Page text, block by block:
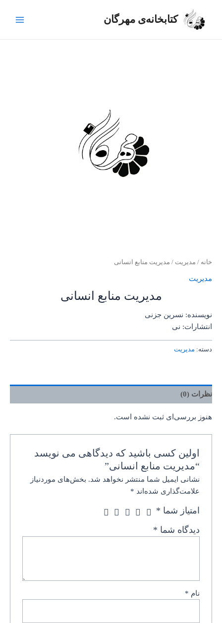
کتابخانه‌ی مهرگان
خانه / مدیریت / مدیریت منابع انسانی
مدیریت
مدیریت منابع انسانی
نویسنده: نسرین جزنی
انتشارات: نی
دسته: مدیریت
نظرات (0)
هنوز بررسی‌ای ثبت نشده است.
اولین کسی باشید که دیدگاهی می نویسد
“مدیریت منابع انسانی”
نشانی ایمیل شما منتشر نخواهد شد. بخش‌های موردنیاز
علامت‌گذاری شده‌اند *
امتیاز شما *
دیدگاه شما *
نام *